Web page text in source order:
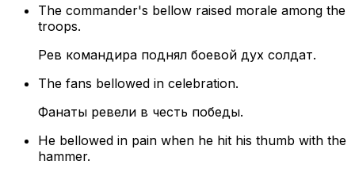
The commander's bellow raised morale among the
troops.
Рев командира поднял боевой дух солдат.
The fans bellowed in celebration.
Фанаты ревели в честь победы.
He bellowed in pain when he hit his thumb with the
hammer.